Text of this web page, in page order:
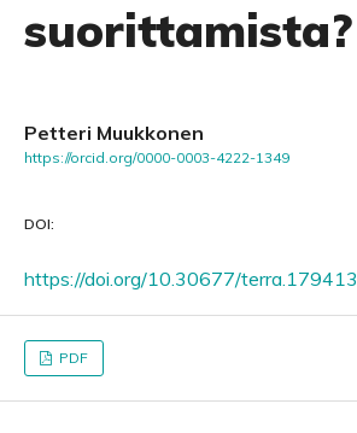
suorittamista?
Petteri Muukkonen
https://orcid.org/0000-0003-4222-1349
DOI:
https://doi.org/10.30677/terra.179413
PDF